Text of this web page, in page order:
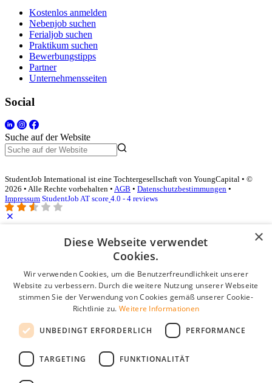
Kostenlos anmelden
Nebenjob suchen
Ferialjob suchen
Praktikum suchen
Bewerbungstipps
Partner
Unternehmensseiten
Social
Suche auf der Website
StudentJob International ist eine Tochtergesellschaft von YoungCapital • ©
2026 • Alle Rechte vorbehalten • AGB • Datenschutzbestimmungen •
Impressum StudentJob AT score 4.0 - 4 reviews
Login für Unternehmen
Passwort
Angemeldet bleiben
Passwort vergessen?
Kostenloses Unternehmensprofil
×
Diese Webseite verwendet
Cookies.
Wir verwenden Cookies, um die Benutzerfreundlichkeit unserer
Website zu verbessern. Durch die weitere Nutzung unserer Webseite
stimmen Sie der Verwendung von Cookies gemäß unserer Cookie-
Richtlinie zu. Weitere Informationen
UNBEDINGT ERFORDERLICH PERFORMANCE
TARGETING FUNKTIONALITÄT